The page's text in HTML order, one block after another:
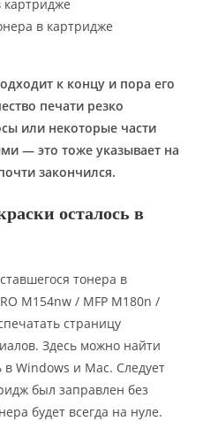
картридже
в картридже
к концу и пора его
печати резко
или некоторые части
— это тоже указывает на
закончился.
осталось в
тонера в
M154nw / MFP M180n /
страницу
Здесь можно найти
в Windows и Mac. Следует
был заправлен без
будет всегда на нуле.